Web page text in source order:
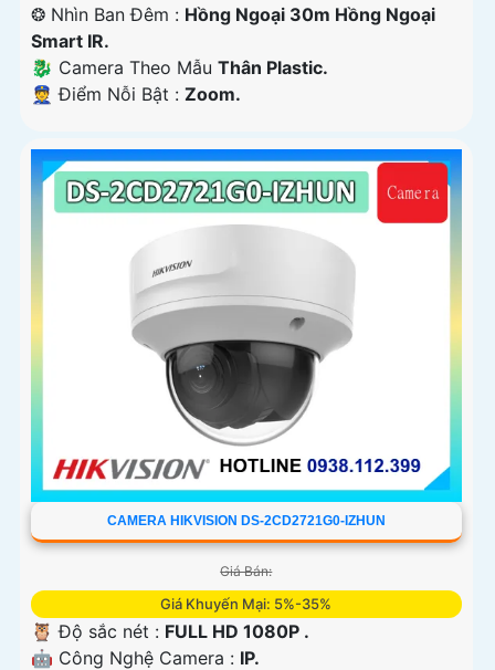
❂ Nhìn Ban Đêm : Hồng Ngoại 30m Hồng Ngoại
Smart IR.
🐉️ Camera Theo Mẫu Thân Plastic.
️👮 Điểm Nỗi Bật : Zoom.
CAMERA HIKVISION DS-2CD2721G0-IZHUN
Giá Bán:
Giá Khuyến Mại: 5%-35%
🦉 Độ sắc nét : FULL HD 1080P .
🤖️ Công Nghệ Camera : IP.